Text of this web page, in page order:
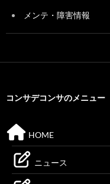
メンテ・障害情報
コンサデコンサのメニュー
HOME
ニュース